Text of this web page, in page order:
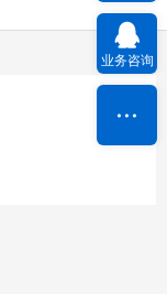
业务咨询